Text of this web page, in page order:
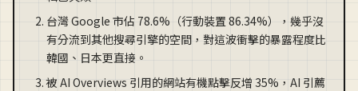
台灣 Google 市佔 78.6%（行動裝置 86.34%），幾乎沒
有分流到其他搜尋引擎的空間，對這波衝擊的暴露程度比
韓國、日本更直接。
被 AI Overviews 引用的網站有機點擊反增 35%，AI 引薦